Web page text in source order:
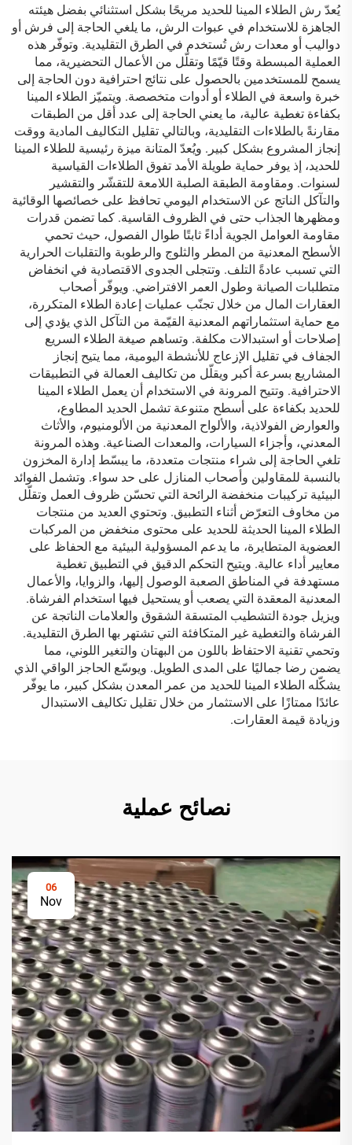
يُعدّ رش الطلاء المينا للحديد مريحًا بشكل استثنائي بفضل هيئته
الجاهزة للاستخدام في عبوات الرش، ما يلغي الحاجة إلى فرش أو
دواليب أو معدات رش تُستخدم في الطرق التقليدية. وتوفّر هذه
العملية المبسطة وقتًا قيّمًا وتقلّل من الأعمال التحضيرية، مما
يسمح للمستخدمين بالحصول على نتائج احترافية دون الحاجة إلى
خبرة واسعة في الطلاء أو أدوات متخصصة. ويتميّز الطلاء المينا
بكفاءة تغطية عالية، ما يعني الحاجة إلى عدد أقل من الطبقات
مقارنةً بالطلاءات التقليدية، وبالتالي تقليل التكاليف المادية ووقت
إنجاز المشروع بشكل كبير. ويُعدّ المتانة ميزة رئيسية للطلاء المينا
للحديد، إذ يوفر حماية طويلة الأمد تفوق الطلاءات القياسية
لسنوات. ومقاومة الطبقة الصلبة اللامعة للتقشّر والتقشير
والتآكل الناتج عن الاستخدام اليومي تحافظ على خصائصها الوقائية
ومظهرها الجذاب حتى في الظروف القاسية. كما تضمن قدرات
مقاومة العوامل الجوية أداءً ثابتًا طوال الفصول، حيث تحمي
الأسطح المعدنية من المطر والثلوج والرطوبة والتقلبات الحرارية
التي تسبب عادةً التلف. وتتجلى الجدوى الاقتصادية في انخفاض
متطلبات الصيانة وطول العمر الافتراضي. ويوفّر أصحاب
العقارات المال من خلال تجنّب عمليات إعادة الطلاء المتكررة،
مع حماية استثماراتهم المعدنية القيّمة من التآكل الذي يؤدي إلى
إصلاحات أو استبدالات مكلفة. وتساهم صيغة الطلاء السريع
الجفاف في تقليل الإزعاج للأنشطة اليومية، مما يتيح إنجاز
المشاريع بسرعة أكبر ويقلّل من تكاليف العمالة في التطبيقات
الاحترافية. وتتيح المرونة في الاستخدام أن يعمل الطلاء المينا
للحديد بكفاءة على أسطح متنوعة تشمل الحديد المطاوع،
والعوارض الفولاذية، والألواح المعدنية من الألومنيوم، والأثاث
المعدني، وأجزاء السيارات، والمعدات الصناعية. وهذه المرونة
تلغي الحاجة إلى شراء منتجات متعددة، ما يبسّط إدارة المخزون
بالنسبة للمقاولين وأصحاب المنازل على حد سواء. وتشمل الفوائد
البيئية تركيبات منخفضة الرائحة التي تحسّن ظروف العمل وتقلّل
من مخاوف التعرّض أثناء التطبيق. وتحتوي العديد من منتجات
الطلاء المينا الحديثة للحديد على محتوى منخفض من المركبات
العضوية المتطايرة، ما يدعم المسؤولية البيئية مع الحفاظ على
معايير أداء عالية. ويتيح التحكم الدقيق في التطبيق تغطية
مستهدفة في المناطق الصعبة الوصول إليها، والزوايا، والأعمال
المعدنية المعقدة التي يصعب أو يستحيل فيها استخدام الفرشاة.
ويزيل جودة التشطيب المتسقة الشقوق والعلامات الناتجة عن
الفرشاة والتغطية غير المتكافئة التي تشتهر بها الطرق التقليدية.
وتحمي تقنية الاحتفاظ باللون من البهتان والتغير اللوني، مما
يضمن رضا جماليًا على المدى الطويل. ويوسّع الحاجز الواقي الذي
يشكّله الطلاء المينا للحديد من عمر المعدن بشكل كبير، ما يوفّر
عائدًا ممتازًا على الاستثمار من خلال تقليل تكاليف الاستبدال
وزيادة قيمة العقارات.
نصائح عملية
06
Nov